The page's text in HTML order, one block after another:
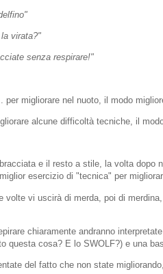
virata?"
senza respirare!"
per migliorare nel nuoto, il modo
alcune difficoltà tecniche, il
e il resto a stile, la volta dopo
esercizio di "tecnica" per
volte vi uscirà di merda, poi di
chiaramente andranno
questa cosa? E lo SWOLF?) e una
del fatto che non state